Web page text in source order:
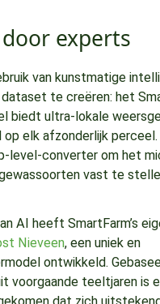
experts
van kunstmatige
te creëren: het
biedt ultra-lokale
elk afzonderlijk perceel.
level-converter om het
vast te
AI heeft SmartFarm’s
Nieveen, een uniek en
ontwikkeld.
voorgaande teeltjaren is